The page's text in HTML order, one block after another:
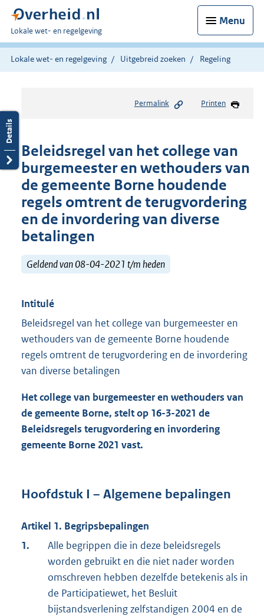
Menu
U
bent
hier:
Lokale wet- en regelgeving
Lokale wet- en regelgeving Uitgebreid zoeken Regeling
Permalink Printen
Beleidsregel van het college van
burgemeester en wethouders van
de gemeente Borne houdende
regels omtrent de terugvordering
en de invordering van diverse
betalingen
Geldend van 08-04-2021 t/m heden
Intitulé
Beleidsregel van het college van burgemeester en
wethouders van de gemeente Borne houdende
regels omtrent de terugvordering en de invordering
van diverse betalingen
Het college van burgemeester en wethouders van
de gemeente Borne, stelt op 16-3-2021 de
Beleidsregels terugvordering en invordering
gemeente Borne 2021 vast.
Hoofdstuk I – Algemene bepalingen
Artikel 1. Begripsbepalingen
1.
Alle begrippen die in deze beleidsregels
worden gebruikt en die niet nader worden
omschreven hebben dezelfde betekenis als in
de Participatiewet, het Besluit
bijstandsverlening zelfstandigen 2004 en de